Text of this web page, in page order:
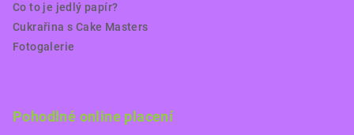
Co to je jedlý papír?
Cukrařina s Cake Masters
Fotogalerie
Pohodlné online placení